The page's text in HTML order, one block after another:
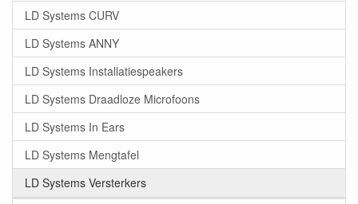
LD Systems CURV
LD Systems ANNY
LD Systems Installatiespeakers
LD Systems Draadloze Microfoons
LD Systems In Ears
LD Systems Mengtafel
LD Systems Versterkers